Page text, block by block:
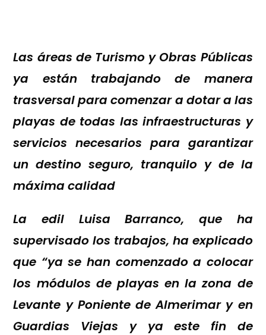
Las áreas de Turismo y Obras Públicas
ya están trabajando de manera
trasversal para comenzar a dotar a las
playas de todas las infraestructuras y
servicios necesarios para garantizar
un destino seguro, tranquilo y de la
máxima calidad
La edil Luisa Barranco, que ha
supervisado los trabajos, ha explicado
que “ya se han comenzado a colocar
los módulos de playas en la zona de
Levante y Poniente de Almerimar y en
Guardias Viejas y ya este fin de